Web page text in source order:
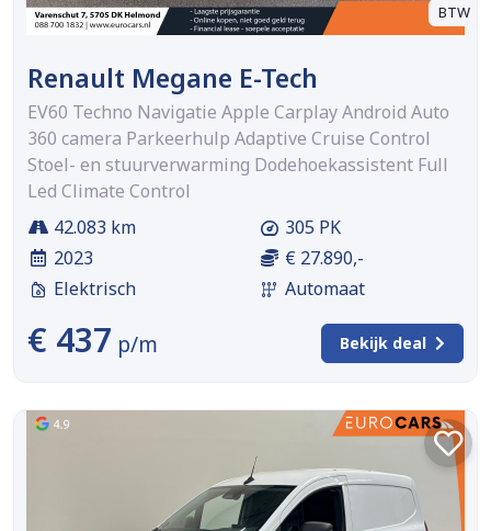
BTW
Renault Megane E-Tech
EV60 Techno Navigatie Apple Carplay Android Auto
360 camera Parkeerhulp Adaptive Cruise Control
Stoel- en stuurverwarming Dodehoekassistent Full
Led Climate Control
42.083 km
2023
Elektrisch
305 PK
€ 27.890,-
Automaat
€ 437 p/m Bekijk deal